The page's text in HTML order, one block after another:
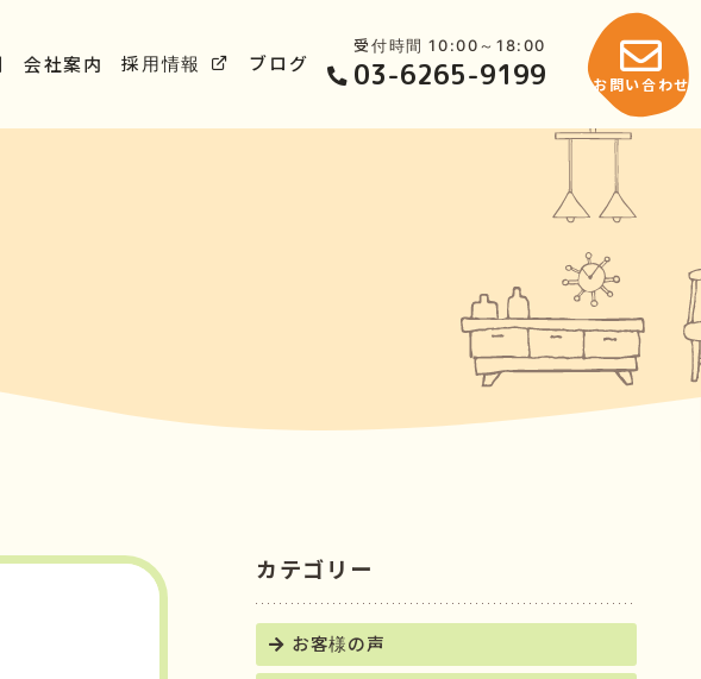
会社案内 採用情報 ブログ
受付時間 10:00～18:00
03-6265-9199 お問い合わせ
カテゴリー
お客様の声